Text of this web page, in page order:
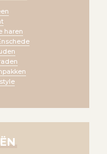
haren